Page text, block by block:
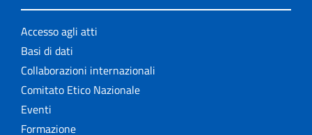
Accesso agli atti
Basi di dati
Collaborazioni internazionali
Comitato Etico Nazionale
Eventi
Formazione